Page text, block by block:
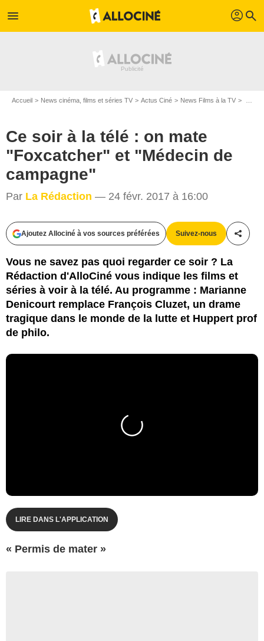
menu profil search
Accueil News cinéma, films et séries TV Actus Ciné News Films à la TV
Ce soir à la télé : on mate
"Foxcatcher" et "Médecin de
campagne"
Par La Rédaction — 24 févr. 2017 à 16:00
Ajoutez Allociné à vos sources préférées Suivez-nous
Vous ne savez pas quoi regarder ce soir ? La
Rédaction d'AlloCiné vous indique les films et
séries à voir à la télé. Au programme : Marianne
Denicourt remplace François Cluzet, un drame
tragique dans le monde de la lutte et Huppert prof
de philo.
LIRE DANS L'APPLICATION
« Permis de mater »